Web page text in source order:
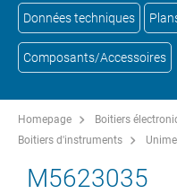
Données techniques
Composants/Accessoires
Homepage Boitiers
Boitiers d'instruments
M5623035